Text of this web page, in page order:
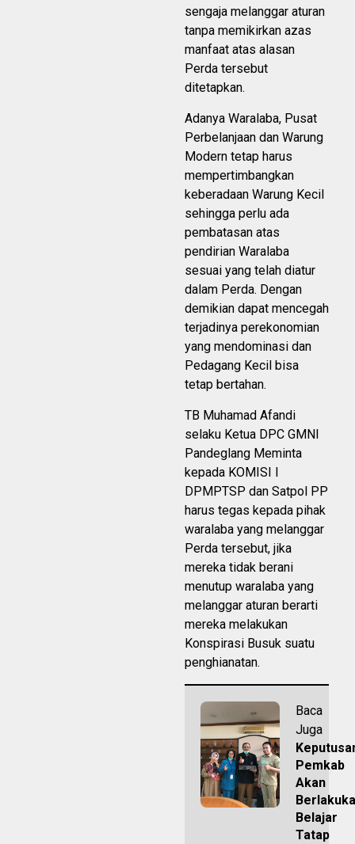
sengaja melanggar aturan
tanpa memikirkan azas
manfaat atas alasan
Perda tersebut
ditetapkan.
Adanya Waralaba, Pusat
Perbelanjaan dan Warung
Modern tetap harus
mempertimbangkan
keberadaan Warung Kecil
sehingga perlu ada
pembatasan atas
pendirian Waralaba
sesuai yang telah diatur
dalam Perda. Dengan
demikian dapat mencegah
terjadinya perekonomian
yang mendominasi dan
Pedagang Kecil bisa
tetap bertahan.
TB Muhamad Afandi
selaku Ketua DPC GMNI
Pandeglang Meminta
kepada KOMISI I
DPMPTSP dan Satpol PP
harus tegas kepada pihak
waralaba yang melanggar
Perda tersebut, jika
mereka tidak berani
menutup waralaba yang
melanggar aturan berarti
mereka melakukan
Konspirasi Busuk suatu
penghianatan.
Baca
Juga
Pemkab
Akan
Belajar
Tatap